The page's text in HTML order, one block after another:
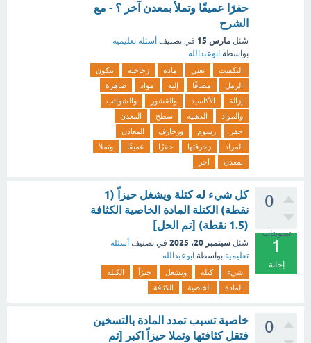
حفرًا عميقًا وتملأ بمعدن آخر ؟ - مع
الشرح
سُئل مارس 15 في تصنيف أسئلة تعليمية
بواسطة ابوعبدالله
التكفيت تعني مادة زجاجية
تتكون
الرمل
مضافًا إليه مواد
صاهرة
إزالة
الأكاسيد والقشور
والشوائب
والمواد
الدهنية سطح
المعدن
حفر
رسوم وزخارف
المعادن
المراد
زخرفتها حفرًا عميقًا
وتملأ
بمعدن
آخر
0
تصويتات
1
إجابة
كل شيء له كتلة ويشغل حيزاً (1
نقطة) الكتلة المادة الخاصية الكثافة
(1.5 نقطة) [تم الحل]
سُئل سبتمبر 20، 2025 في تصنيف أسئلة
تعليمية بواسطة ابوعبدالله
شيء كتلة ويشغل حيزاً
الكتلة
المادة
الخاصية الكثافة
0
خاصية تسبب تمدد المادة بالتسخين
فتقل كثافتها وتملا حيزاً اكبر [تم